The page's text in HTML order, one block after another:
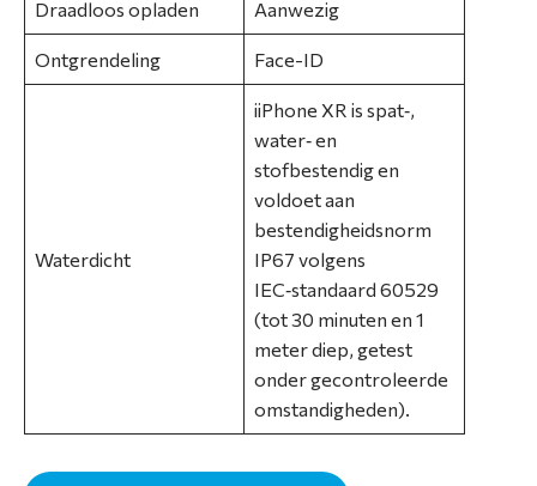
Draadloos opladen Aanwezig
Ontgrendeling Face-ID
Waterdicht
iiPhone XR is spat‑,
water‑ en
stofbestendig en
voldoet aan
bestendigheidsnorm
IP67 volgens
IEC‑standaard 60529
(tot 30 minuten en 1
meter diep, getest
onder gecontroleerde
omstandigheden).